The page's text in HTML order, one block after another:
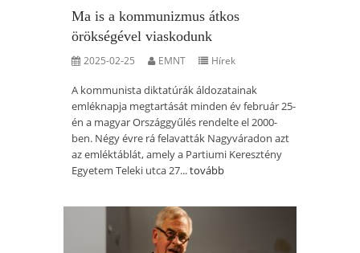
Ma is a kommunizmus átkos
örökségével viaskodunk
2025-02-25 EMNT Hírek
A kommunista diktatúrák áldozatainak
emléknapja megtartását minden év február 25-
én a magyar Országgyűlés rendelte el 2000-
ben. Négy évre rá felavatták Nagyváradon azt
az emléktáblát, amely a Partiumi Keresztény
Egyetem Teleki utca 27...tovább